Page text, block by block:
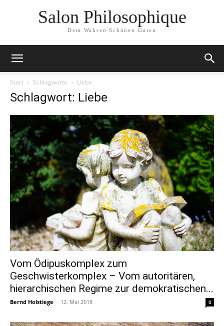
Salon Philosophique
Dem Wahren Schönen Guten
Start Schlagworte Liebe
Schlagwort: Liebe
Vom Ödipuskomplex zum
Geschwisterkomplex – Vom autoritären,
hierarchischen Regime zur demokratischen...
Bernd Holstiege - 12. Mai 2018 0